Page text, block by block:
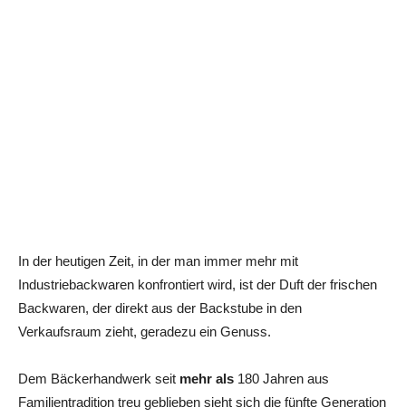
In der heutigen Zeit, in der man immer mehr mit
Industriebackwaren konfrontiert wird, ist der Duft der frischen
Backwaren, der direkt aus der Backstube in den
Verkaufsraum zieht, geradezu ein Genuss.
Dem Bäckerhandwerk seit mehr als 180 Jahren aus
Familientradition treu geblieben sieht sich die fünfte Generation